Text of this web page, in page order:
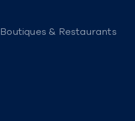
Boutiques & Restaurants